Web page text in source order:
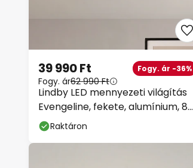
Lindby LED mennyezeti világítás
Evengeline, fekete, alumínium, 88
cm
39 990 Ft Fogy. ár -36%
Fogy. ár62 990 Ft
Raktáron